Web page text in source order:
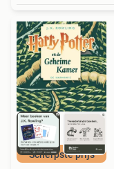
Scherpste prijs